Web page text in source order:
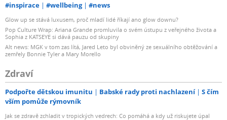
#inspirace #wellbeing #news
Glow up se stává luxusem, proč mladí lidé říkají ano glow downu?
Pop Culture Wrap: Ariana Grande promluvila o svém ústupu z veřejného života a
Sophia z KATSEYE si dává pauzu od skupiny
Alt news: MGK v tom zas lítá, Jared Leto byl obviněný ze sexuálního obtěžování a
zemřely Bonnie Tyler a Mary Morello
Zdraví
Podpořte dětskou imunitu Babské rady proti nachlazení
S čím
vším pomůže rýmovník
Jak se zdravě zchladit v tropických vedrech: Co pomáhá a kdy už riskujete úpal